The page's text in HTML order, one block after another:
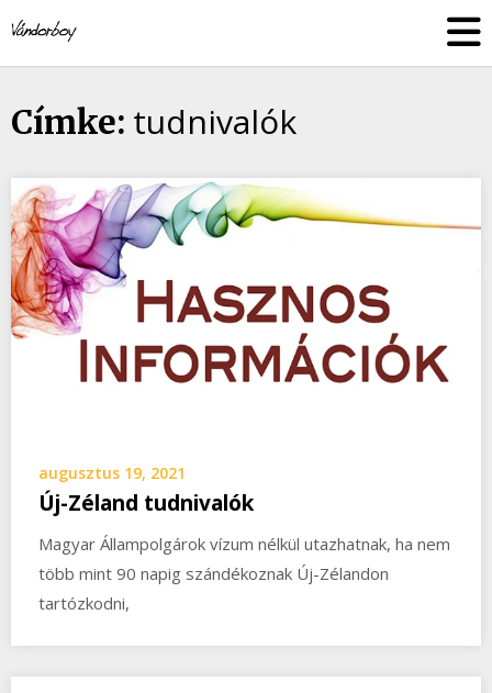
to
content
Címke: tudnivalók
augusztus 19, 2021
Új-Zéland tudnivalók
Magyar Állampolgárok vízum nélkül utazhatnak, ha nem
több mint 90 napig szándékoznak Új-Zélandon
tartózkodni,